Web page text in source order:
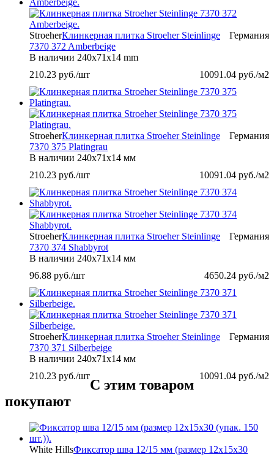
Stroeher Германия
Клинкерная плитка Stroeher Steinlinge
7370 372 Amberbeige
В наличии 240х71х14 mm
210.23 руб./шт 10091.04 руб./м2
Stroeher Германия
Клинкерная плитка Stroeher Steinlinge
7370 375 Platingrau
В наличии 240х71х14 мм
210.23 руб./шт 10091.04 руб./м2
Stroeher Германия
Клинкерная плитка Stroeher Steinlinge
7370 374 Shabbyrot
В наличии 240х71х14 мм
96.88 руб./шт 4650.24 руб./м2
Stroeher Германия
Клинкерная плитка Stroeher Steinlinge
7370 371 Silberbeige
В наличии 240х71х14 мм
210.23 руб./шт 10091.04 руб./м2
С этим товаром
покупают
White HillsФиксатор шва 12/15 мм (размер 12х15х30